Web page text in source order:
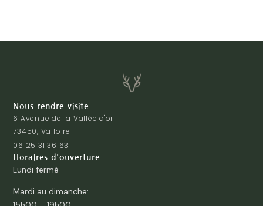
Nous rendre visite
6 Avenue de la Vallée d'or
73450, Valloire
06 25 31 36 63
Horaires d'ouverture
Lundi fermé
Mardi au dimanche: